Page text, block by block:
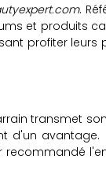
.
et produits
profiter leurs
transmet
d'un avantage.